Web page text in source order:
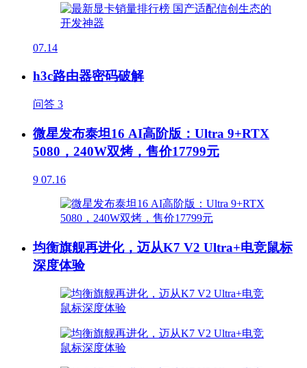
07.14
h3c路由器密码破解
问答 3
微星发布泰坦16 AI高阶版：Ultra 9+RTX
5080，240W双烤，售价17799元
9 07.16
均衡旗舰再进化，迈从K7 V2 Ultra+电竞鼠标
深度体验